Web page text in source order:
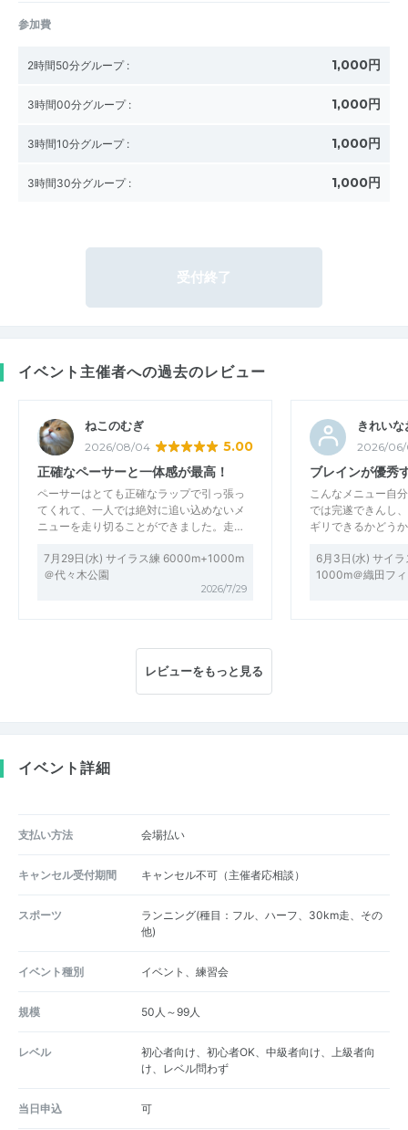
参加費
2時間50分グループ : 1,000円
3時間00分グループ : 1,000円
3時間10分グループ : 1,000円
3時間30分グループ : 1,000円
受付終了
イベント主催者への過去のレビュー
ねこのむぎ
2026/08/04 5.00
正確なペーサーと一体感が最高！
ペーサーはとても正確なラップで引っ張っ
てくれて、一人では絶対に追い込めないメ
ニューを走り切ることができました。走…
7月29日(水) サイラス練 6000m+1000m
＠代々木公園
2026/7/29
きれいな
2026/
ブレインが優秀
こんなメニュー自
では完遂できんし
ギリできるかどう
6月3日(水) サイ
1000m＠織田フ
レビューをもっと見る
イベント詳細
支払い方法 会場払い
キャンセル受付期間 キャンセル不可（主催者応相談）
スポーツ
ランニング(種目：フル、ハーフ、30km走、その
他)
イベント種別 イベント、練習会
規模 50人～99人
レベル
初心者向け、初心者OK、中級者向け、上級者向
け、レベル問わず
当日申込 可